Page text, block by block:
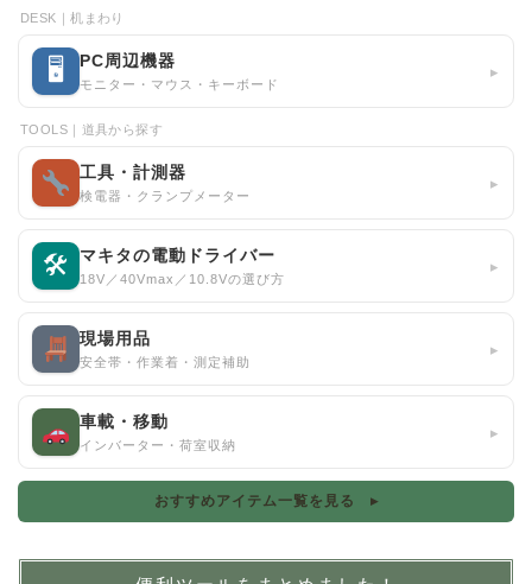
DESK｜机まわり
🖥 PC周辺機器
モニター・マウス・キーボード
▸
TOOLS｜道具から探す
工具・計測器
検電器・クランプメーター
▸
🛠 マキタの電動ドライバー
18V／40Vmax／10.8Vの選び方
▸
現場用品
安全帯・作業着・測定補助
▸
車載・移動
インバーター・荷室収納
▸
おすすめアイテム一覧を見る ▸